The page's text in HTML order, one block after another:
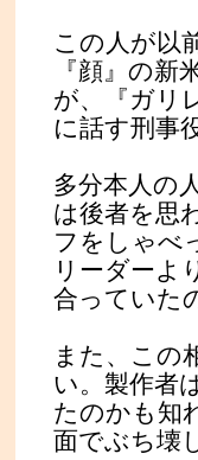
この人が以
『顔』の
が、『ガリ
に話す刑事
多分本人の
は後者を思
フをしゃべ
リーダーよ
合っていた
また、この
い。製作者
たのかも知
面でぶち壊